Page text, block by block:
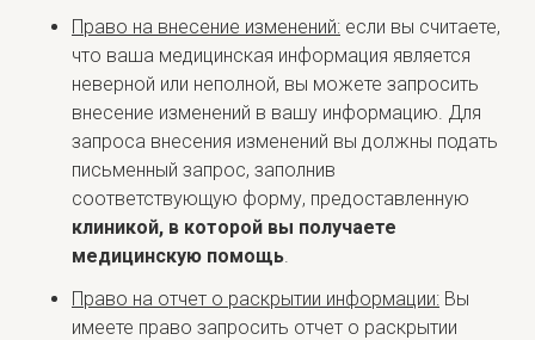
Право на внесение изменений: если вы считаете,
что ваша медицинская информация является
неверной или неполной, вы можете запросить
внесение изменений в вашу информацию. Для
запроса внесения изменений вы должны подать
письменный запрос, заполнив
соответствующую форму, предоставленную
клиникой, в которой вы получаете
медицинскую помощь.
Право на отчет о раскрытии информации: Вы
имеете право запросить отчет о раскрытии